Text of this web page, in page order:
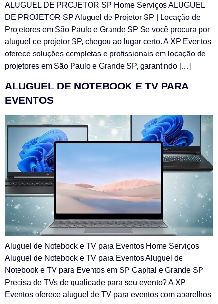
ALUGUEL DE PROJETOR SP Home Serviços ALUGUEL
DE PROJETOR SP Aluguel de Projetor SP | Locação de
Projetores em São Paulo e Grande SP Se você procura por
aluguel de projetor SP, chegou ao lugar certo. A XP Eventos
oferece soluções completas e profissionais em locação de
projetores em São Paulo e Grande SP, garantindo […]
ALUGUEL DE NOTEBOOK E TV PARA
EVENTOS
Aluguel de Notebook e TV para Eventos Home Serviços
Aluguel de Notebook e TV para Eventos Aluguel de
Notebook e TV para Eventos em SP Capital e Grande SP
Precisa de TVs de qualidade para seu evento? A XP
Eventos oferece aluguel de TV para eventos com aparelhos